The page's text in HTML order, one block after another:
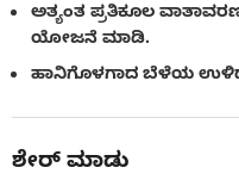
ಅತ್ಯಂತ ಪ್ರತಿಕೂಲ
ಯೋಜನೆ ಮಾಡಿ.
ಹಾನಿಗೊಳಗಾದ ಬೆಳೆಯ ಉಳಿದ
ಶೇರ್ ಮಾಡು